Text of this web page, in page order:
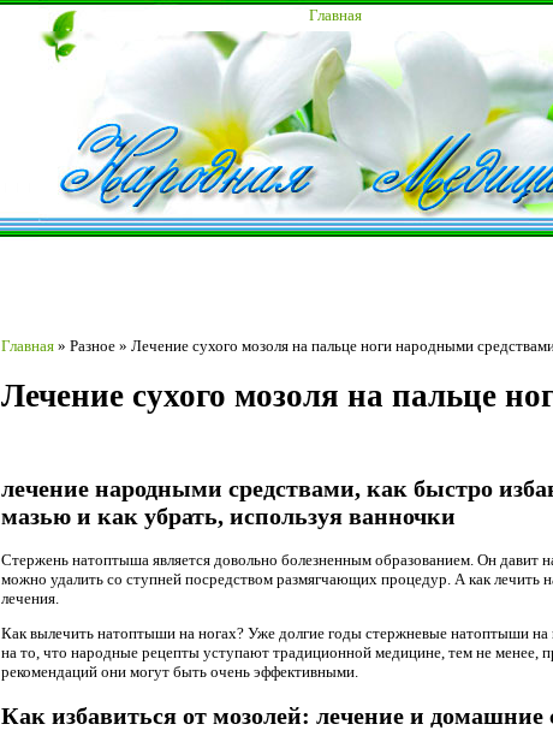
Главная
Главная » Разное » Лечение сухого мозоля на пальце ноги народными
Лечение сухого мозоля на пальце
лечение народными средствами, как быстро
мазью и как убрать, используя ванночки
Стержень натоптыша является довольно болезненным образованием. Он
можно удалить со ступней посредством размягчающих процедур. А как
лечения.
Как вылечить натоптыши на ногах? Уже долгие годы стержневые натоптыши
на то, что народные рецепты уступают традиционной медицине, тем не менее,
рекомендаций они могут быть очень эффективными.
Как избавиться от мозолей: лечение и домашние